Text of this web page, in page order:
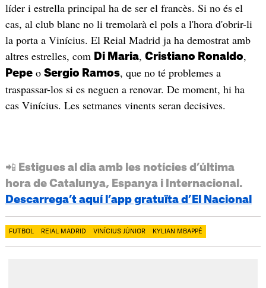
líder i estrella principal ha de ser el francès. Si no és el
cas, al club blanc no li tremolarà el pols a l'hora d'obrir-li
la porta a Vinícius. El Reial Madrid ja ha demostrat amb
altres estrelles, com Di Maria, Cristiano Ronaldo,
Pepeo Sergio Ramos, que no té problemes a
traspassar-los si es neguen a renovar. De moment, hi ha
cas Vinícius. Les setmanes vinents seran decisives.
📲 Estigues al dia amb les notícies d’última
hora de Catalunya, Espanya i Internacional.
Descarrega’t aquí l’app gratuïta d’El Nacional
FUTBOL REIAL MADRID VINÍCIUS JÚNIOR KYLIAN MBAPPÉ